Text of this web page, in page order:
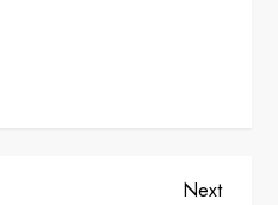
Next
Next